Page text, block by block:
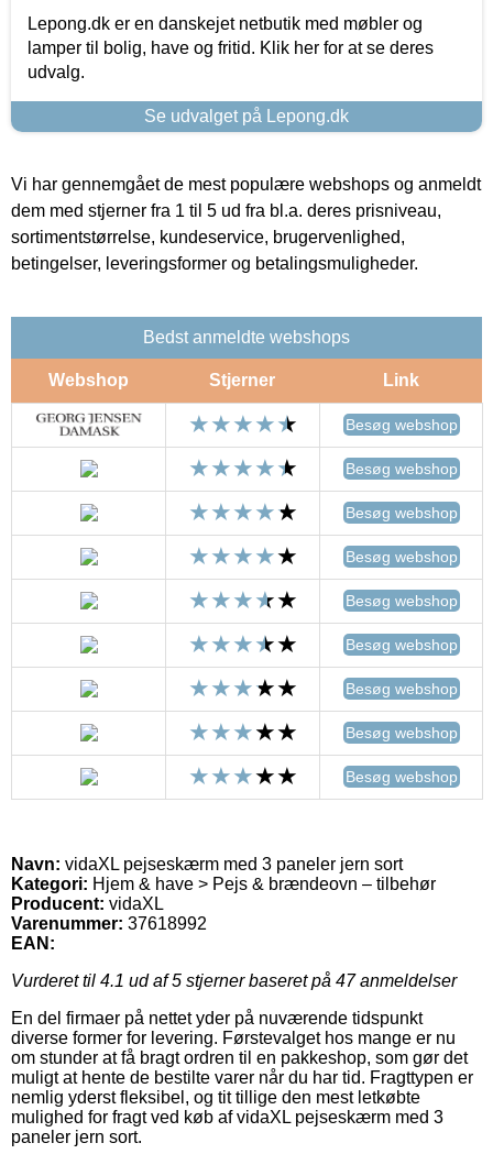
Lepong.dk er en danskejet netbutik med møbler og
lamper til bolig, have og fritid. Klik her for at se deres
udvalg.
Se udvalget på Lepong.dk
Vi har gennemgået de mest populære webshops og anmeldt
dem med stjerner fra 1 til 5 ud fra bl.a. deres prisniveau,
sortimentstørrelse, kundeservice, brugervenlighed,
betingelser, leveringsformer og betalingsmuligheder.
Bedst anmeldte webshops
Webshop Stjerner Link
Besøg webshop
Besøg webshop
Besøg webshop
Besøg webshop
Besøg webshop
Besøg webshop
Besøg webshop
Besøg webshop
Besøg webshop
Navn: vidaXL pejseskærm med 3 paneler jern sort
Kategori: Hjem & have > Pejs & brændeovn – tilbehør
Producent: vidaXL
Varenummer: 37618992
EAN:
Vurderet til 4.1 ud af 5 stjerner baseret på 47anmeldelser
En del firmaer på nettet yder på nuværende tidspunkt
diverse former for levering. Førstevalget hos mange er nu
om stunder at få bragt ordren til en pakkeshop, som gør det
muligt at hente de bestilte varer når du har tid. Fragttypen er
nemlig yderst fleksibel, og tit tillige den mest letkøbte
mulighed for fragt ved køb af vidaXL pejseskærm med 3
paneler jern sort.